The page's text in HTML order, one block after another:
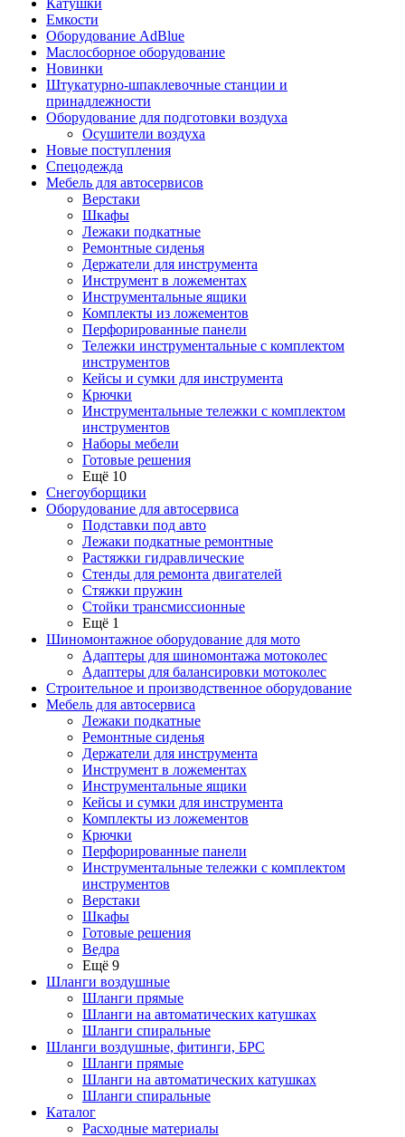
Катушки
Емкости
Оборудование AdBlue
Маслосборное оборудование
Новинки
Штукатурно-шпаклевочные станции и
принадлежности
Оборудование для подготовки воздуха
Осушители воздуха
Новые поступления
Спецодежда
Мебель для автосервисов
Верстаки
Шкафы
Лежаки подкатные
Ремонтные сиденья
Держатели для инструмента
Инструмент в ложементах
Инструментальные ящики
Комплекты из ложементов
Перфорированные панели
Тележки инструментальные с комплектом
инструментов
Кейсы и сумки для инструмента
Крючки
Инструментальные тележки с комплектом
инструментов
Наборы мебели
Готовые решения
Ещё 10
Снегоуборщики
Оборудование для автосервиса
Подставки под авто
Лежаки подкатные ремонтные
Растяжки гидравлические
Стенды для ремонта двигателей
Стяжки пружин
Стойки трансмиссионные
Ещё 1
Шиномонтажное оборудование для мото
Адаптеры для шиномонтажа мотоколес
Адаптеры для балансировки мотоколес
Строительное и производственное оборудование
Мебель для автосервиса
Лежаки подкатные
Ремонтные сиденья
Держатели для инструмента
Инструмент в ложементах
Инструментальные ящики
Кейсы и сумки для инструмента
Комплекты из ложементов
Крючки
Перфорированные панели
Инструментальные тележки с комплектом
инструментов
Верстаки
Шкафы
Готовые решения
Ведра
Ещё 9
Шланги воздушные
Шланги прямые
Шланги на автоматических катушках
Шланги спиральные
Шланги воздушные, фитинги, БРС
Шланги прямые
Шланги на автоматических катушках
Шланги спиральные
Каталог
Расходные материалы